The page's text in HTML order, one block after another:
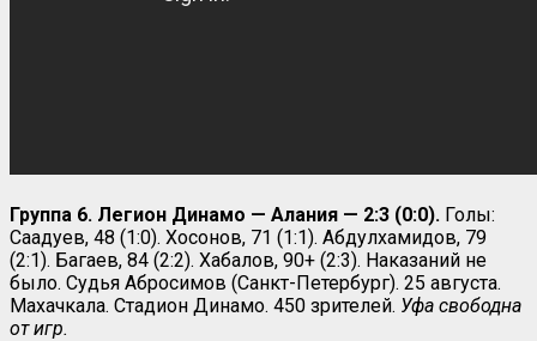
Группа 6. Легион Динамо — Алания — 2:3 (0:0). Голы:
Саадуев, 48 (1:0). Хосонов, 71 (1:1). Абдулхамидов, 79
(2:1). Багаев, 84 (2:2). Хабалов, 90+ (2:3). Наказаний не
было. Судья Абросимов (Санкт-Петербург). 25 августа.
Махачкала. Стадион Динамо. 450 зрителей. Уфа свободна
от игр.